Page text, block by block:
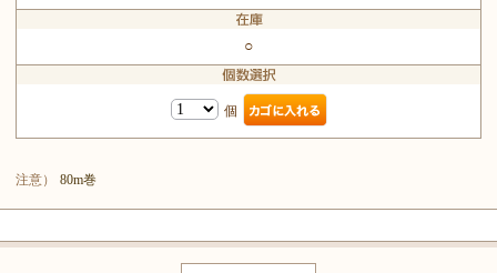
○
個
注意） 80m巻